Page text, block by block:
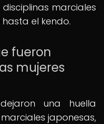
marciales
el kendo.
fueron
mujeres
una huella
japonesas,